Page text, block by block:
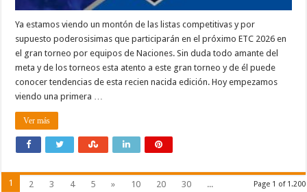
Ya estamos viendo un montón de las listas competitivas y por
supuesto poderosisimas que participarán en el próximo ETC 2026 en
el gran torneo por equipos de Naciones. Sin duda todo amante del
meta y de los torneos esta atento a este gran torneo y de él puede
conocer tendencias de esta recien nacida edición. Hoy empezamos
viendo una primera …
Ver más
Page 1 of 1.200
1 2 3 4 5 » 10 20 30
...